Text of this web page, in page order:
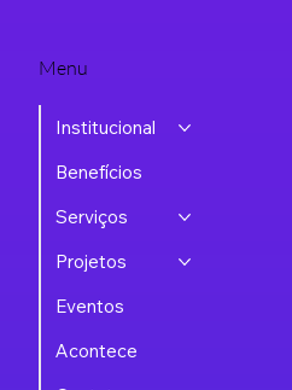
Menu
Institucional
Benefícios
Serviços
Projetos
Eventos
Acontece